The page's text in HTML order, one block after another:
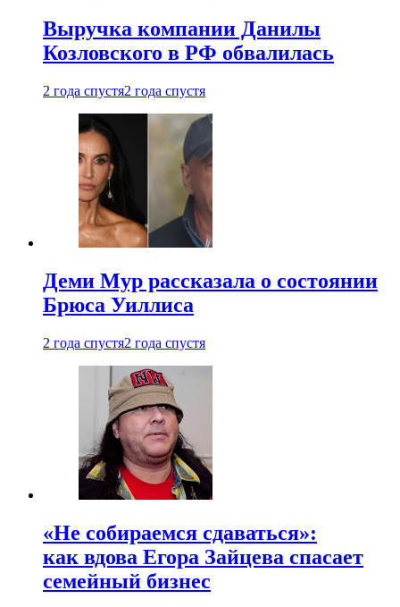
Выручка компании Данилы
Козловского в РФ обвалилась
2 года спустя2 года спустя
Деми Мур рассказала о состоянии
Брюса Уиллиса
2 года спустя2 года спустя
«Не собираемся сдаваться»:
как вдова Егора Зайцева спасает
семейный бизнес